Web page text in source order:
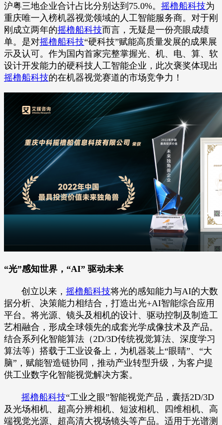
沪粤三地企业合计占比分别达到75.0%。 摇橹船科技为
重庆唯一入榜机器视觉领域的人工智能服务商。对于刚
刚成立两年的摇橹船科技而言，无疑是一份亮眼成绩
单。是对摇橹船科技“硬科技”赋能高质量发展的成果展
示及认可。作为国内首家完整掌握光、机、电、算、软
设计开发能力的硬科技人工智能企业，此次褒奖体现出
摇橹船科技的在机器视觉赛道的市场竞争力！
“光”感知世界，“AI” 驱动未来
创立以来， 摇橹船科技将光的感知能力与AI的大数
据分析、决策能力相结合，打造出光+AI智能综合应用
平台。将光源、镜头及相机的设计、驱动控制及制造工
艺相融合，形成全球领先的成套光学成像技术及产品。
结合系列化智能算法（2D/3D传统视觉算法、深度学习
算法等）搭载于工业设备上，为机器装上“眼睛”、“大
脑”，赋能智造链协同，推动产业转型升级，为客户提
供工业数字化智能视觉解决方案。
摇橹船科技“工业之眼”智能视觉产品，囊括2D/3D
及光场相机、超高分辨相机、短波相机、四维相机、高
端视觉光源、超高清大视场镜头等产品。适用于光谱测